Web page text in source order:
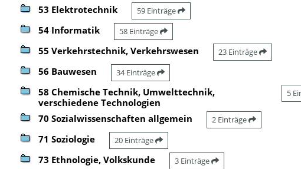
53 Elektrotechnik 59 Einträge
54 Informatik 58 Einträge
55 Verkehrstechnik, Verkehrswesen 23 Einträge
56 Bauwesen 34 Einträge
58 Chemische Technik, Umwelttechnik,
verschiedene Technologien
5
70 Sozialwissenschaften allgemein 2 Einträge
71 Soziologie 20 Einträge
73 Ethnologie, Volkskunde 3 Einträge